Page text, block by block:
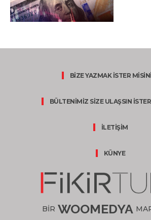
BİZE YAZMAK İSTER
BÜLTENİMİZ SİZE ULAŞSIN
İLETİŞİM
KÜNYE
BİR WOOMEDYA